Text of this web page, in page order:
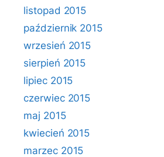
listopad 2015
październik 2015
wrzesień 2015
sierpień 2015
lipiec 2015
czerwiec 2015
maj 2015
kwiecień 2015
marzec 2015